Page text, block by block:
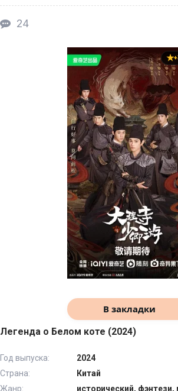
24
В закладки
Легенда о Белом коте (2024)
Год выпуска:
2024
Страна:
Китай
Жанр:
исторический, фэнтези,